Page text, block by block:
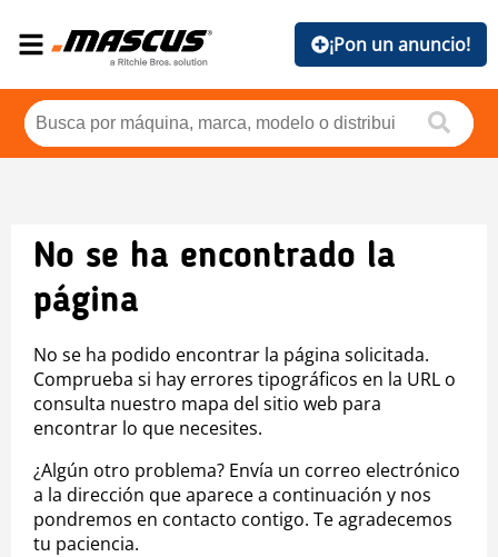
¡Pon un anuncio!
No se ha encontrado la
página
No se ha podido encontrar la página solicitada.
Comprueba si hay errores tipográficos en la URL o
consulta nuestro mapa del sitio web para
encontrar lo que necesites.
¿Algún otro problema? Envía un correo electrónico
a la dirección que aparece a continuación y nos
pondremos en contacto contigo. Te agradecemos
tu paciencia.